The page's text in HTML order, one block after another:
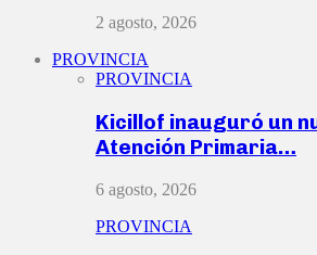
2 agosto, 2026
PROVINCIA
PROVINCIA
Kicillof inauguró un
Atención Primaria…
6 agosto, 2026
PROVINCIA